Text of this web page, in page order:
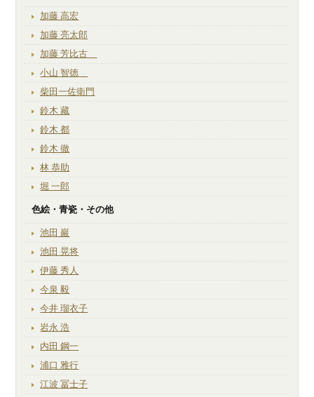
加藤 高宏
加藤 亮太郎
加藤 芳比古
小山 智徳
柴田一佐衛門
鈴木 藏
鈴木 都
鈴木 徹
林 恭助
堀 一郎
色絵・青瓷・その他
池田 巖
池田 晃将
伊藤 秀人
今泉 毅
今井 瑠衣子
岩永 浩
内田 鋼一
浦口 雅行
江波 冨士子